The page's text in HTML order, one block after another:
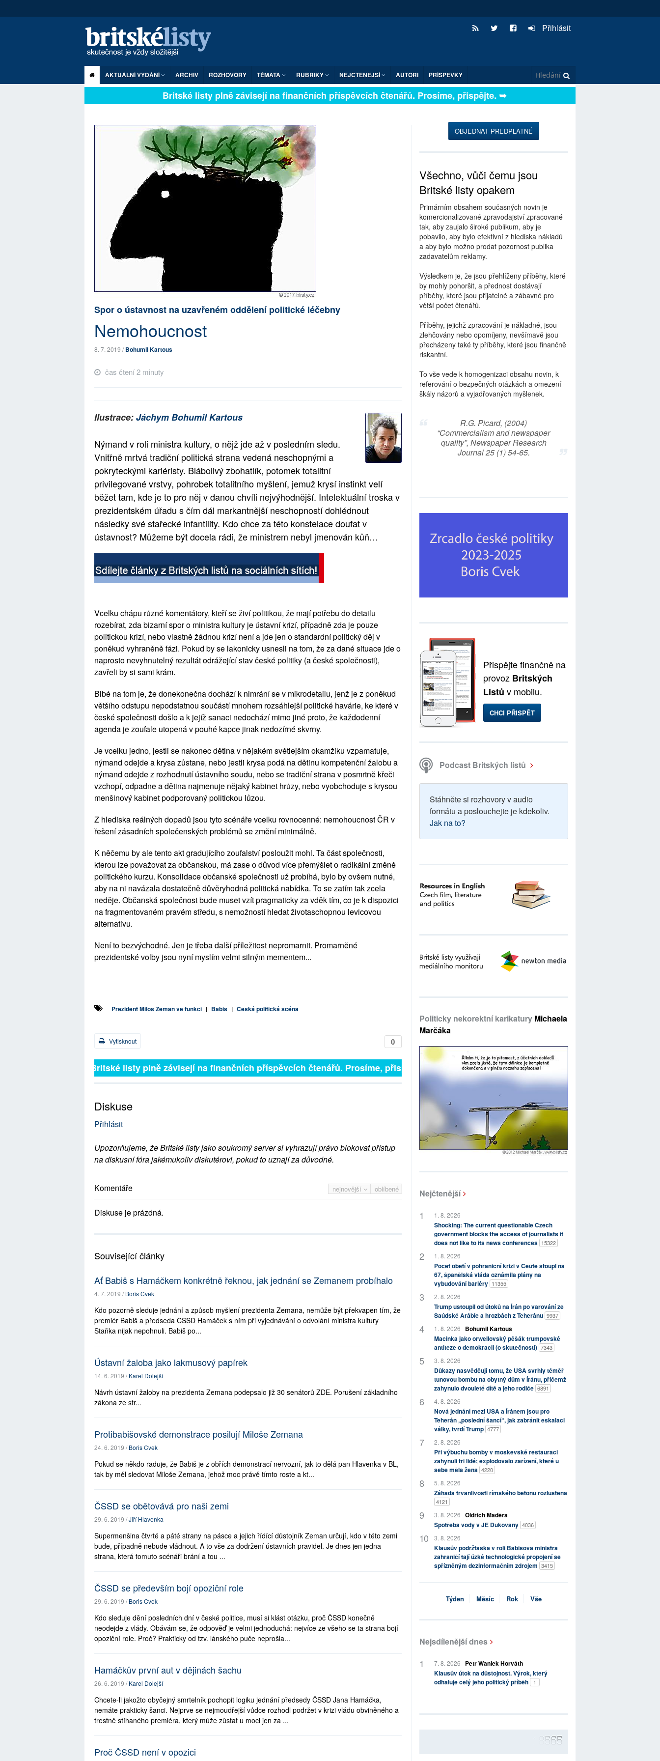
Přihlásit
AKTUÁLNÍ VYDÁNÍ ARCHIV ROZHOVORY TÉMATA RUBRIKY NEJČTENĚJŠÍ AUTOŘI PŘÍSPĚVKY
Britské listy plně závisejí na finančních příspěvcích čtenářů. Prosíme, přispějte. ➥
Spor o ústavnost na uzavřeném oddělení politické léčebny
Nemohoucnost
8. 7. 2019 /Bohumil Kartous
čas čtení 2 minuty
Ilustrace:Jáchym Bohumil Kartous
Nýmand v roli ministra kultury, o nějž jde až v posledním sledu.
Vnitřně mrtvá tradiční politická strana vedená neschopnými a
pokryteckými kariéristy. Blábolivý zbohatlík, potomek totalitní
privilegované vrstvy, pohrobek totalitního myšlení, jemuž krysí instinkt velí
běžet tam, kde je to pro něj v danou chvíli nejvýhodnější. Intelektuální troska v
prezidentském úřadu s čím dál markantnější neschopností dohlédnout
následky své stařecké infantility. Kdo chce za této konstelace doufat v
ústavnost? Můžeme být docela rádi, že ministrem nebyl jmenován kůň…
Vcelku chápu různé komentátory, kteří se živí politikou, že mají potřebu do detailu
rozebírat, zda bizarní spor o ministra kultury je ústavní krizí, případně zda je pouze
politickou krizí, nebo vlastně žádnou krizí není a jde jen o standardní politický děj v
poněkud vyhraněně fázi. Pokud by se lakonicky usnesli na tom, že za dané situace jde o
naprosto nevyhnutelný rezultát odrážející stav české politiky (a české společnosti),
zavřeli by si sami krám.
Blbé na tom je, že donekonečna dochází k nimrání se v mikrodetailu, jenž je z poněkud
většího odstupu nepodstatnou součástí mnohem rozsáhlejší politické havárie, ke které v
české společnosti došlo a k jejíž sanaci nedochází mimo jiné proto, že každodenní
agenda je zoufale utopená v pouhé kapce jinak nedozírné skvrny.
Je vcelku jedno, jestli se nakonec dětina v nějakém světlejším okamžiku vzpamatuje,
nýmand odejde a krysa zůstane, nebo jestli krysa podá na dětinu kompetenční žalobu a
nýmand odejde z rozhodnutí ústavního soudu, nebo se tradiční strana v posmrtně křeči
vzchopí, odpadne a dětina najmenuje nějaký kabinet hrůzy, nebo vyobchoduje s krysou
menšinový kabinet podporovaný politickou lůzou.
Z hlediska reálných dopadů jsou tyto scénáře vcelku rovnocenné: nemohoucnost ČR v
řešení zásadních společenských problémů se změní minimálně.
K něčemu by ale tento akt gradujícího zoufalství posloužit mohl. Ta část společnosti,
kterou lze považovat za občanskou, má zase o důvod více přemýšlet o radikální změně
politického kurzu. Konsolidace občanské společnosti už probíhá, bylo by ovšem nutné,
aby na ni navázala dostatečně důvěryhodná politická nabídka. To se zatím tak zcela
neděje. Občanská společnost bude muset vzít pragmaticky za vděk tím, co je k dispozici
na fragmentovaném pravém středu, s nemožností hledat životaschopnou levicovou
alternativu.
Není to bezvýchodné. Jen je třeba další příležitost nepromarnit. Promarněné
prezidentské volby jsou nyní myslím velmi silným mementem...
Prezident Miloš Zeman ve funkci | Babiš | Česká politická scéna
0
Vytisknout
Britské listy plně závisejí na finančních příspěvcích čtenářů. Prosíme, přispějte. ➥
Diskuse
Přihlásit
Upozorňujeme, že Britské listy jako soukromý server si vyhrazují právo blokovat přístup
na diskusní fóra jakémukoliv diskutérovi, pokud to uznají za důvodné.
nejnovější oblíbené
Komentáře
Diskuse je prázdná.
Související články
Ať Babiš s Hamáčkem konkrétně řeknou, jak jednání se Zemanem probíhalo
4. 7. 2019 /Boris Cvek
Kdo pozorně sleduje jednání a způsob myšlení prezidenta Zemana, nemůže být překvapen tím, že
premiér Babiš a předseda ČSSD Hamáček s ním při vyjednávání o odvolání ministra kultury
Staňka nijak nepohnuli. Babiš po...
Ústavní žaloba jako lakmusový papírek
14. 6. 2019 /Karel Dolejší
Návrh ústavní žaloby na prezidenta Zemana podepsalo již 30 senátorů ZDE. Porušení základního
zákona ze str...
Protibabišovské demonstrace posilují Miloše Zemana
24. 6. 2019 /Boris Cvek
Pokud se někdo raduje, že Babiš je z obřích demonstrací nervozní, jak to dělá pan Hlavenka v BL,
tak by měl sledovat Miloše Zemana, jehož moc právě tímto roste a kt...
ČSSD se obětovává pro naši zemi
29. 6. 2019 /Jiří Hlavenka
Supermenšina čtvrté a páté strany na pásce a jejich řídící důstojník Zeman určují, kdo v této zemi
bude, případně nebude vládnout. A to vše za dodržení ústavních pravidel. Je dnes jen jedna
strana, která tomuto scénáři brání a tou ...
ČSSD se především bojí opoziční role
29. 6. 2019 /Boris Cvek
Kdo sleduje dění posledních dní v české politice, musí si klást otázku, proč ČSSD konečně
neodejde z vlády. Obávám se, že odpověď je velmi jednoduchá: nejvíce ze všeho se ta strana bojí
opoziční role. Proč? Prakticky od tzv. lánského puče neprošla...
Hamáčkův první aut v dějinách šachu
26. 6. 2019 /Karel Dolejší
Chcete-li jakožto obyčejný smrtelník pochopit logiku jednání předsedy ČSSD Jana Hamáčka,
nemáte prakticky šanci. Nejprve se nejmoudřejší vůdce rozhodl podržet v krizi vládu obviněného a
trestně stíhaného premiéra, který může zůstat u moci jen za ...
Proč ČSSD není v opozici
OBJEDNAT PŘEDPLATNÉ
Všechno, vůči čemu jsou
Britské listy opakem
Primárním obsahem současných novin je
komercionalizované zpravodajství zpracované
tak, aby zaujalo široké publikum, aby je
pobavilo, aby bylo efektivní z hlediska nákladů
a aby bylo možno prodat pozornost publika
zadavatelům reklamy.
Výsledkem je, že jsou přehlíženy příběhy, které
by mohly pohoršit, a přednost dostávají
příběhy, které jsou přijatelné a zábavné pro
větší počet čtenářů.
Příběhy, jejichž zpracování je nákladné, jsou
zlehčovány nebo opomíjeny, nevšímavě jsou
přecházeny také ty příběhy, které jsou finančně
riskantní.
To vše vede k homogenizaci obsahu novin, k
referování o bezpečných otázkách a omezení
škály názorů a vyjadřovaných myšlenek.
R.G. Picard, (2004)
“Commercialism and newspaper
quality”, Newspaper Research
Journal 25 (1) 54-65.
Přispějte finančně na
provoz Britských
Listů v mobilu.
CHCI PŘISPĚT
Podcast Britských listů
Stáhněte si rozhovory v audio
formátu a poslouchejte je kdekoliv.
Jak na to?
Politicky nekorektní karikatury Michaela
Marčáka
Nejčtenější
1. 8. 2026
Shocking: The current questionable Czech
government blocks the access of journalists it
does not like to its news conferences 15322
1. 8. 2026
Počet obětí v pohraniční krizi v Ceutě stoupl na
67, španělská vláda oznámila plány na
vybudování bariéry 11355
2. 8. 2026
Trump ustoupil od útoků na Írán po varování ze
Saúdské Arábie a hrozbách z Teheránu 9937
1. 8. 2026
Bohumil Kartous
Macinka jako orwellovský pěšák trumpovské
antiteze o demokracii (o skutečnosti) 7343
3. 8. 2026
Důkazy nasvědčují tomu, že USA svrhly téměř
tunovou bombu na obytný dům v Íránu, přičemž
zahynulo dvouleté dítě a jeho rodiče 6891
4. 8. 2026
Nová jednání mezi USA a Íránem jsou pro
Teherán „poslední šancí“, jak zabránit eskalaci
války, tvrdí Trump 4777
2. 8. 2026
Při výbuchu bomby v moskevské restauraci
zahynuli tři lidé; explodovalo zařízení, které u
sebe měla žena 4220
5. 8. 2026
Záhada trvanlivosti římského betonu rozluštěna
4121
3. 8. 2026 Oldřich Maděra
Spotřeba vody v JE Dukovany 4036
3. 8. 2026
Klausův podržtaška v roli Babišova ministra
zahraničí tají úzké technologické propojení se
spřízněným dezinformačním zdrojem 3415
Týden Měsíc Rok Vše
Nejsdílenější dnes
7. 8. 2026
Petr Waniek Horváth
Klausův útok na důstojnost. Výrok, který
odhaluje celý jeho politický příběh
1
18565